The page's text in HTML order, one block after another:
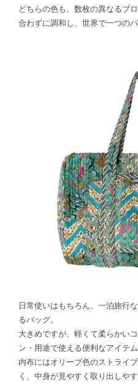
どちらの色も、数枚の異なるブ
合わずに調和し、世界で一つの
日常使いはもちろん、一泊旅行
るバッグ。
大きめですが、軽くて柔らかい
ン・用途で使える便利なアイテム
内布にはオリーブ色のストライ
く、中身が見やすく取り出しや